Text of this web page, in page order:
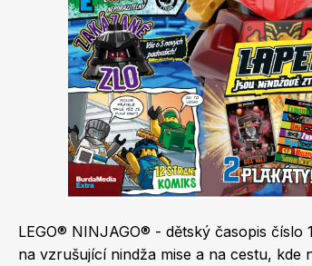
Burda
LEGO® NINJAGO® - dětský časopis
na vzrušující nindža mise a na cestu, kde